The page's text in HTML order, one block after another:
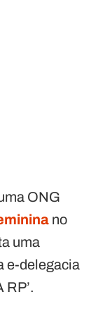
ONG
no
uma
e-delegacia
RP’.